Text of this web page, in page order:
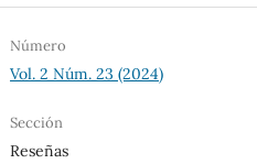
Número
Vol. 2 Núm. 23 (2024)
Sección
Reseñas